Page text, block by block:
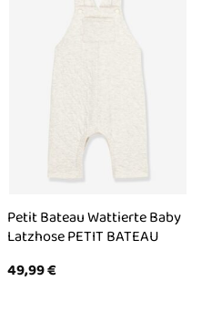
Petit Bateau Wattierte Baby
Latzhose PETIT BATEAU
49,99€